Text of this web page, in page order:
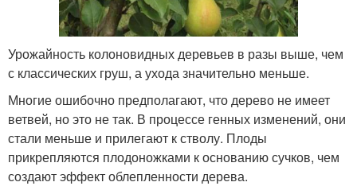
Урожайность колоновидных деревьев в разы выше, чем
с классических груш, а ухода значительно меньше.
Многие ошибочно предполагают, что дерево не имеет
ветвей, но это не так. В процессе генных изменений, они
стали меньше и прилегают к стволу. Плоды
прикрепляются плодоножками к основанию сучков, чем
создают эффект облепленности дерева.